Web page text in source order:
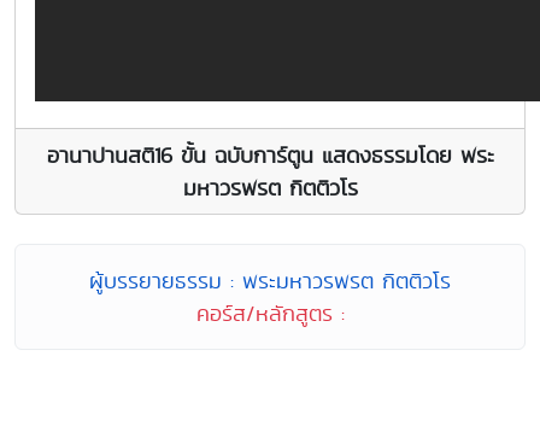
อานาปานสติ16 ขั้น ฉบับการ์ตูน แสดงธรรมโดย พระ
มหาวรพรต กิตติวโร
ผู้บรรยายธรรม : พระมหาวรพรต กิตติวโร
คอร์ส/หลักสูตร :